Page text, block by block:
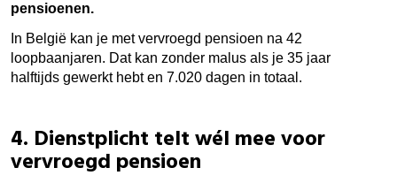
pensioenen.
In België kan je met vervroegd pensioen na 42
loopbaanjaren. Dat kan zonder malus als je 35 jaar
halftijds gewerkt hebt en 7.020 dagen in totaal.
4. Dienstplicht telt wél mee voor
vervroegd pensioen